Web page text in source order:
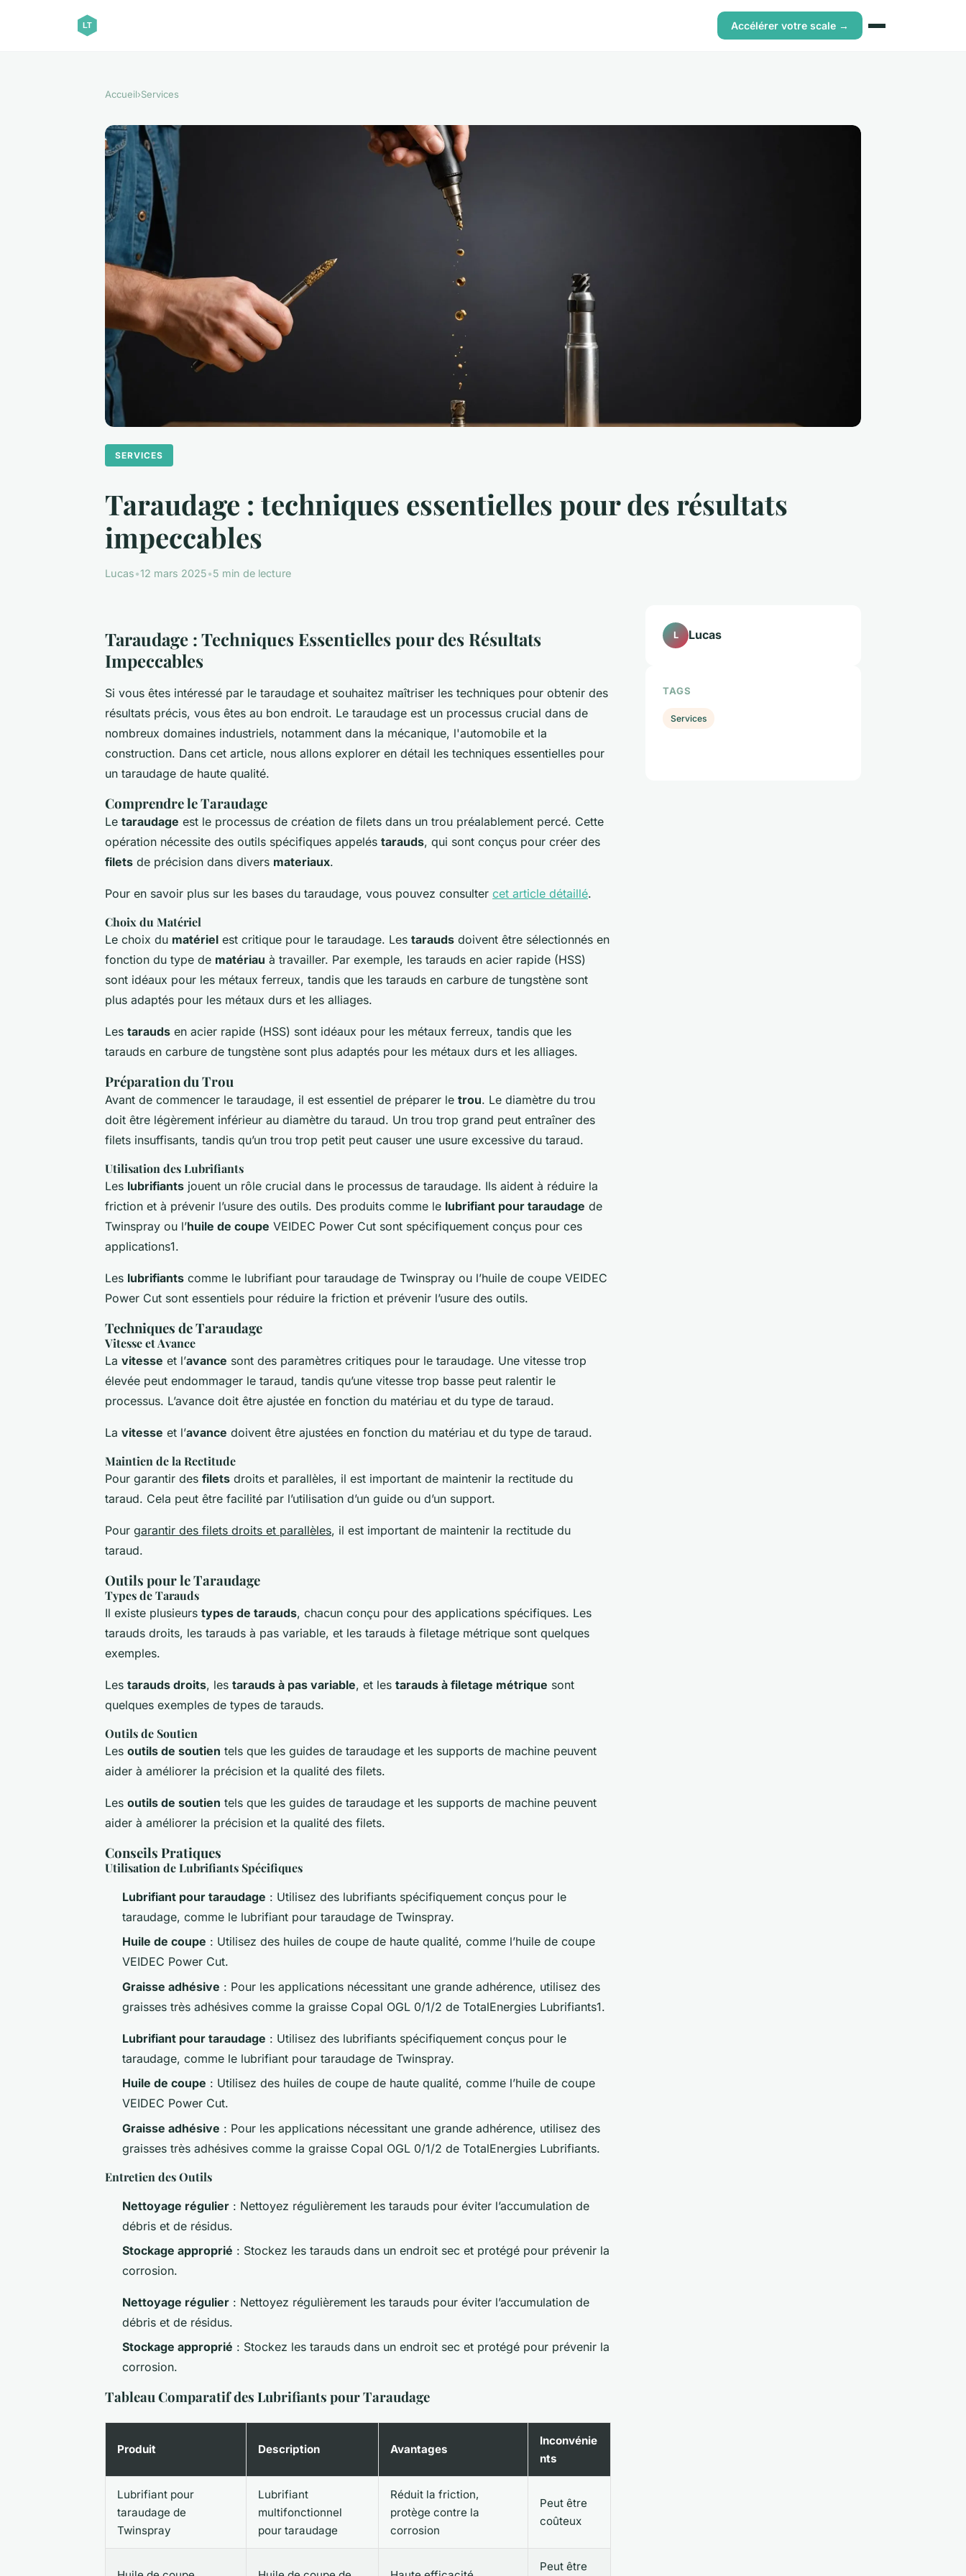
Accélérer votre scale →
Accueil›Services
SERVICES
Taraudage : techniques essentielles pour des résultats
impeccables
Lucas•12 mars 2025•5 min de lecture
Taraudage : Techniques Essentielles pour des Résultats
Impeccables
Si vous êtes intéressé par le taraudage et souhaitez maîtriser les techniques pour obtenir des
résultats précis, vous êtes au bon endroit. Le taraudage est un processus crucial dans de
nombreux domaines industriels, notamment dans la mécanique, l'automobile et la
construction. Dans cet article, nous allons explorer en détail les techniques essentielles pour
un taraudage de haute qualité.
Comprendre le Taraudage
Le taraudage est le processus de création de filets dans un trou préalablement percé. Cette
opération nécessite des outils spécifiques appelés tarauds, qui sont conçus pour créer des
filets de précision dans divers materiaux.
Pour en savoir plus sur les bases du taraudage, vous pouvez consulter cet article détaillé.
Choix du Matériel
Le choix du matériel est critique pour le taraudage. Les tarauds doivent être sélectionnés en
fonction du type de matériau à travailler. Par exemple, les tarauds en acier rapide (HSS)
sont idéaux pour les métaux ferreux, tandis que les tarauds en carbure de tungstène sont
plus adaptés pour les métaux durs et les alliages.
Les tarauds en acier rapide (HSS) sont idéaux pour les métaux ferreux, tandis que les
tarauds en carbure de tungstène sont plus adaptés pour les métaux durs et les alliages.
Préparation du Trou
Avant de commencer le taraudage, il est essentiel de préparer le trou. Le diamètre du trou
doit être légèrement inférieur au diamètre du taraud. Un trou trop grand peut entraîner des
filets insuffisants, tandis qu’un trou trop petit peut causer une usure excessive du taraud.
Utilisation des Lubrifiants
Les lubrifiants jouent un rôle crucial dans le processus de taraudage. Ils aident à réduire la
friction et à prévenir l’usure des outils. Des produits comme le lubrifiant pour taraudage de
Twinspray ou l’huile de coupe VEIDEC Power Cut sont spécifiquement conçus pour ces
applications1.
Les lubrifiants comme le lubrifiant pour taraudage de Twinspray ou l’huile de coupe VEIDEC
Power Cut sont essentiels pour réduire la friction et prévenir l’usure des outils.
Techniques de Taraudage
Vitesse et Avance
La vitesse et l’avance sont des paramètres critiques pour le taraudage. Une vitesse trop
élevée peut endommager le taraud, tandis qu’une vitesse trop basse peut ralentir le
processus. L’avance doit être ajustée en fonction du matériau et du type de taraud.
La vitesse et l’avance doivent être ajustées en fonction du matériau et du type de taraud.
Maintien de la Rectitude
Pour garantir des filets droits et parallèles, il est important de maintenir la rectitude du
taraud. Cela peut être facilité par l’utilisation d’un guide ou d’un support.
Pour garantir des filets droits et parallèles, il est important de maintenir la rectitude du
taraud.
Outils pour le Taraudage
Types de Tarauds
Il existe plusieurs types de tarauds, chacun conçu pour des applications spécifiques. Les
tarauds droits, les tarauds à pas variable, et les tarauds à filetage métrique sont quelques
exemples.
Les tarauds droits, les tarauds à pas variable, et les tarauds à filetage métrique sont
quelques exemples de types de tarauds.
Outils de Soutien
Les outils de soutien tels que les guides de taraudage et les supports de machine peuvent
aider à améliorer la précision et la qualité des filets.
Les outils de soutien tels que les guides de taraudage et les supports de machine peuvent
aider à améliorer la précision et la qualité des filets.
Conseils Pratiques
Utilisation de Lubrifiants Spécifiques
Lubrifiant pour taraudage : Utilisez des lubrifiants spécifiquement conçus pour le
taraudage, comme le lubrifiant pour taraudage de Twinspray.
Huile de coupe : Utilisez des huiles de coupe de haute qualité, comme l’huile de coupe
VEIDEC Power Cut.
Graisse adhésive : Pour les applications nécessitant une grande adhérence, utilisez des
graisses très adhésives comme la graisse Copal OGL 0/1/2 de TotalEnergies Lubrifiants1.
Lubrifiant pour taraudage : Utilisez des lubrifiants spécifiquement conçus pour le
taraudage, comme le lubrifiant pour taraudage de Twinspray.
Huile de coupe : Utilisez des huiles de coupe de haute qualité, comme l’huile de coupe
VEIDEC Power Cut.
Graisse adhésive : Pour les applications nécessitant une grande adhérence, utilisez des
graisses très adhésives comme la graisse Copal OGL 0/1/2 de TotalEnergies Lubrifiants.
Entretien des Outils
Nettoyage régulier : Nettoyez régulièrement les tarauds pour éviter l’accumulation de
débris et de résidus.
Stockage approprié : Stockez les tarauds dans un endroit sec et protégé pour prévenir la
corrosion.
Nettoyage régulier : Nettoyez régulièrement les tarauds pour éviter l’accumulation de
débris et de résidus.
Stockage approprié : Stockez les tarauds dans un endroit sec et protégé pour prévenir la
corrosion.
Tableau Comparatif des Lubrifiants pour Taraudage
Produit Description Avantages
Inconvénie
nts
Lubrifiant pour
taraudage de
Twinspray
Lubrifiant
multifonctionnel
pour taraudage
Réduit la friction,
protège contre la
corrosion
Peut être
coûteux
Peut être
L Lucas
TAGS
Services